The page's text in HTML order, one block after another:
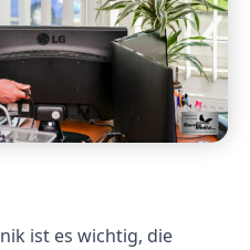
ist es wichtig, die